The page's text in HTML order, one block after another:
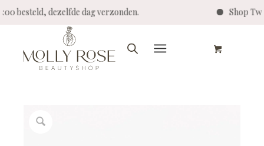
besteld, dezelfde dag verzonden. Shop